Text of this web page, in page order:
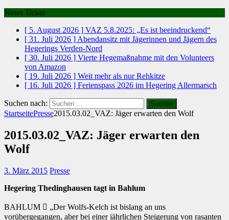
News Ticker
[ 5. August 2026 ] VAZ 5.8.2025: „Es ist beeindruckend“
[ 31. Juli 2026 ] Abendansitz mit Jägerinnen und Jägern des
Hegerings Verden-Nord
[ 30. Juli 2026 ] Vierte Hegemaßnahme mit den Volunteers
von Amazon
[ 19. Juli 2026 ] Weit mehr als nur Rehkitze
[ 16. Juli 2026 ] Ferienspass 2026 im Hegering Allermarsch
Suchen nach:
StartseitePresse2015.03.02_VAZ: Jäger erwarten den Wolf
2015.03.02_VAZ: Jäger erwarten den
Wolf
3. März 2015 Presse
Hegering Thedinghausen tagt in Bahlum
BAHLUM  „Der Wolfs-Kelch ist bislang an uns
vorübergegangen, aber bei einer jährlichen Steigerung von rasanten